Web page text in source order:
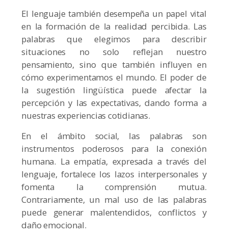
El lenguaje también desempeña un papel vital
en la formación de la realidad percibida. Las
palabras que elegimos para describir
situaciones no solo reflejan nuestro
pensamiento, sino que también influyen en
cómo experimentamos el mundo. El poder de
la sugestión lingüística puede afectar la
percepción y las expectativas, dando forma a
nuestras experiencias cotidianas.
En el ámbito social, las palabras son
instrumentos poderosos para la conexión
humana. La empatía, expresada a través del
lenguaje, fortalece los lazos interpersonales y
fomenta la comprensión mutua.
Contrariamente, un mal uso de las palabras
puede generar malentendidos, conflictos y
daño emocional.